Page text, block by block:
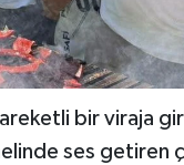
bir viraja
ses getiren